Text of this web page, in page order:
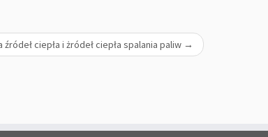
ciepła i żródeł ciepła spalania paliw →